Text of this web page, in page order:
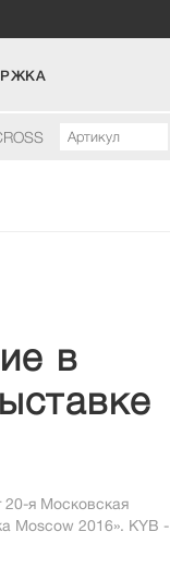
в
20-я Московская
Moscow 2016». KYB -